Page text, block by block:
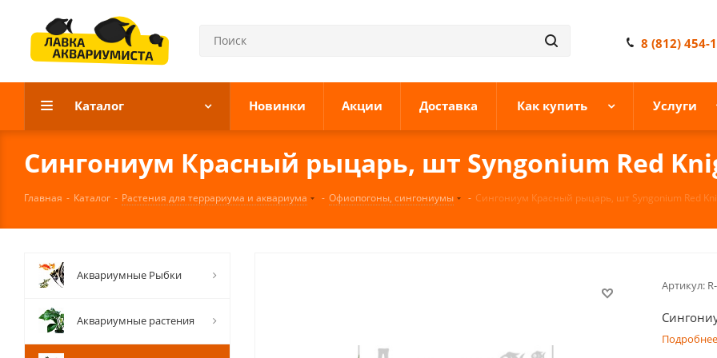
8 (812) 454-
Каталог Новинки Акции Доставка Как купить Услуги
Сингониум Красный рыцарь, шт Syngonium Red
Главная - Каталог - Растения для террариума и аквариума - Офиопогоны, сингониумы - Сингониум Красный рыцарь, шт Syngonium Red
Артикул:
Подробнее
Аквариумные Рыбки
Аквариумные растения